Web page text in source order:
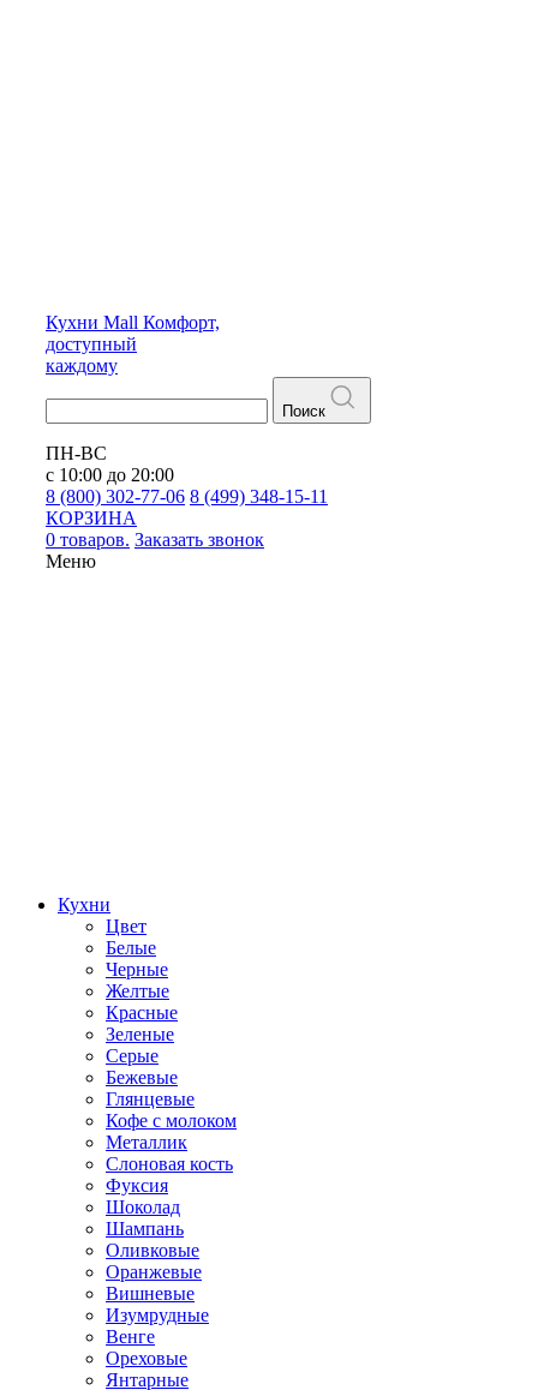
Кухни Mall Комфорт,
доступный
каждому
Поиск
ПН-ВС
с 10:00 до 20:00
8 (800) 302-77-06 8 (499) 348-15-11
КОРЗИНА
0 товаров. Заказать звонок
Меню
Кухни
Цвет
Белые
Черные
Желтые
Красные
Зеленые
Серые
Бежевые
Глянцевые
Кофе с молоком
Металлик
Слоновая кость
Фуксия
Шоколад
Шампань
Оливковые
Оранжевые
Вишневые
Изумрудные
Венге
Ореховые
Янтарные